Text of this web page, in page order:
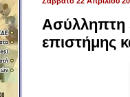
Ασύλληπτη
επιστήμης